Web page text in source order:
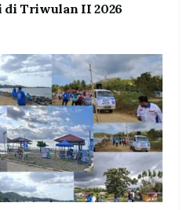
di Triwulan II 2026